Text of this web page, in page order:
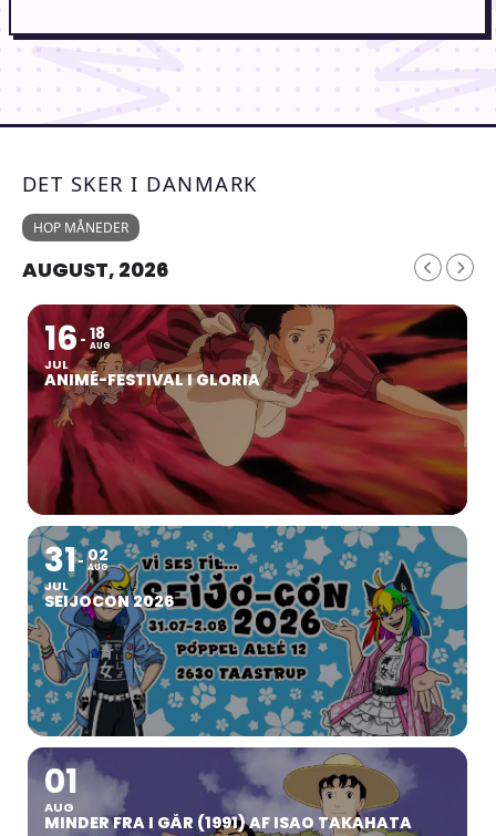
DET SKER I DANMARK
HOP MÅNEDER
AUGUST, 2026
16
JUL
18
AUG
ANIMÉ-FESTIVAL I GLORIA
31
JUL
02
AUG
SEIJOCON 2026
01
AUG
MINDER FRA I GÅR (1991) AF ISAO TAKAHATA